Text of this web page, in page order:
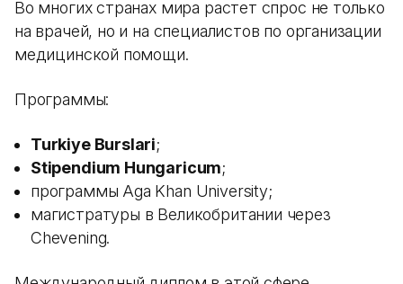
Во многих странах мира растет спрос не только
на врачей, но и на специалистов по организации
медицинской помощи.
Программы:
Turkiye Burslari;
Stipendium Hungaricum;
программы Aga Khan University;
магистратуры в Великобритании через
Chevening.